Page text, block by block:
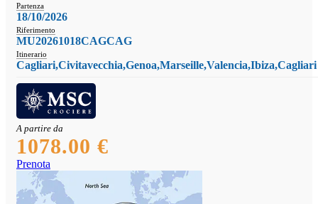
Partenza
18/10/2026
Riferimento
MU20261018CAGCAG
Itinerario
Cagliari,Civitavecchia,Genoa,Marseille,Valencia,Ibiza,Cagliari
A partire da
1078.00 €
Prenota